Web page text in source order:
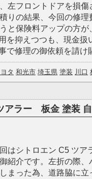
左フロントドアを損
りの結果、今回の修
と保険料アップの方
を抑えつつも、現金扱
で修理の御依頼を請け
ヨタ 和光市 埼玉県 塗装 川口
アラー 板金 塗装
はシトロエン C5 ツア
紹介です。左折の際
まった為、道路脇に